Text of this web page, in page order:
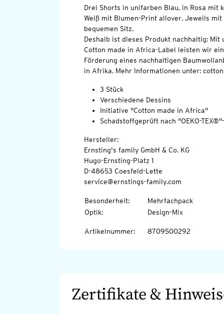
Drei Shorts in unifarben Blau, in Rosa mit
Weiß mit Blumen-Print allover. Jeweils
bequemen Sitz.
Deshalb ist dieses Produkt nachhaltig: Mit
Cotton made in Africa-Label leisten wir
Förderung eines nachhaltigen
in Afrika. Mehr Informationen unter:
3 Stück
Verschiedene Dessins
Initiative "Cotton made in Africa"
Schadstoffgeprüft nach "OEKO-
Hersteller:
Ernsting's family GmbH & Co. KG
Hugo-Ernsting-Platz 1
D-48653 Coesfeld-Lette
service@ernstings-family.com
Besonderheit:
Mehrfachpack
Optik: Design-Mix
Artikelnummer: 8709500292
Zertifikate &